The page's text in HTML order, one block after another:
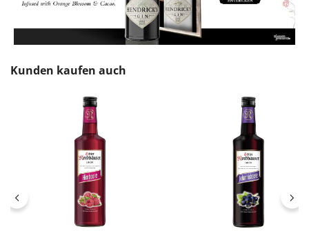
Produktgalerie überspringen
Kunden kaufen auch